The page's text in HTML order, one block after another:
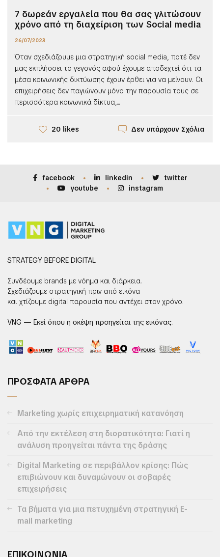
7 δωρεάν εργαλεία που θα σας γλιτώσουν
χρόνο από τη διαχείριση των Social media
26/07/2023
Όταν σχεδιάζουμε μια στρατηγική social media, ποτέ δεν
μας εκπλήσσει το γεγονός αφού έχουμε αποδεχτεί ότι τα
μέσα κοινωνικής δικτύωσης έχουν έρθει για να μείνουν. Οι
επιχειρήσεις δεν παγιώνουν μόνο την παρουσία τους σε
περισσότερα κοινωνικά δίκτυα,...
20 likes Δεν υπάρχουν Σχόλια
facebook linkedin
twitter
youtube
instagram
STRATEGY BEFORE DIGITAL
Συνδέουμε brands με νόημα και διάρκεια.
Σχεδιάζουμε στρατηγική πριν από εικόνα
και χτίζουμε digital παρουσία που αντέχει στον χρόνο.
VNG — Εκεί όπου η σκέψη προηγείται της εικόνας.
ΠΡΟΣΦΑΤΑ ΑΡΘΡΑ
Marketing χωρίς επιχειρηματική κατανόηση
Από την εκτέλεση στη διορατικότητα: Γιατί η
ανάλυση προηγείται πάντα της δράσης
Digital Marketing σε περιβάλλον κρίσης: Πώς
επιβιώνουν και δυναμώνουν οι σοβαρές
επιχειρήσεις
Τα βήματα για μια πετυχημένη στρατηγική E-
mail marketing
ΕΠΙΚΟΙΝΩΝΙΑ